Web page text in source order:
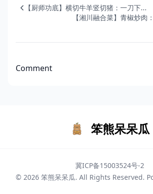
【厨师功底】横切牛羊竖切猪：一刀下...
【湘川融合菜】青椒炒肉
Comment
笨熊呆呆瓜
冀ICP备15003524号-2
© 2026 笨熊呆呆瓜. All Rights Reserved.